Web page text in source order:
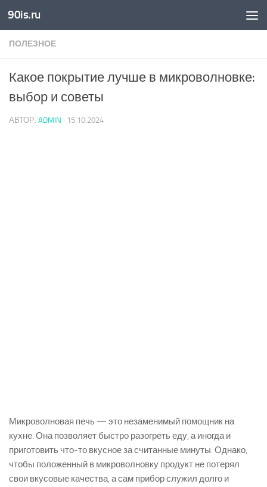
Skip to content
90is.ru
ПОЛЕЗНОЕ
Какое покрытие лучше в микроволновке:
выбор и советы
АВТОР: ADMIN · 15.10.2024
Микроволновая печь — это незаменимый помощник на
кухне. Она позволяет быстро разогреть еду, а иногда и
приготовить что-то вкусное за считанные минуты. Однако,
чтобы положенный в микроволновку продукт не потерял
свои вкусовые качества, а сам прибор служил долго и